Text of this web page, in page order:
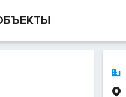

